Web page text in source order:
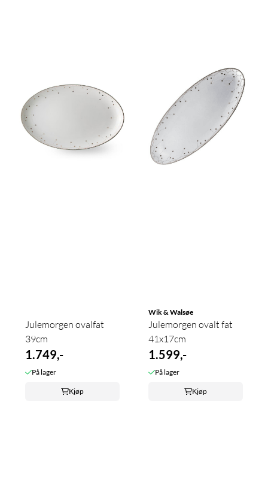
Julemorgen ovalfat
39cm
1.749,-
På lager
Kjøp
Wik & Walsøe
Julemorgen ovalt fat
41x17cm
1.599,-
På lager
Kjøp